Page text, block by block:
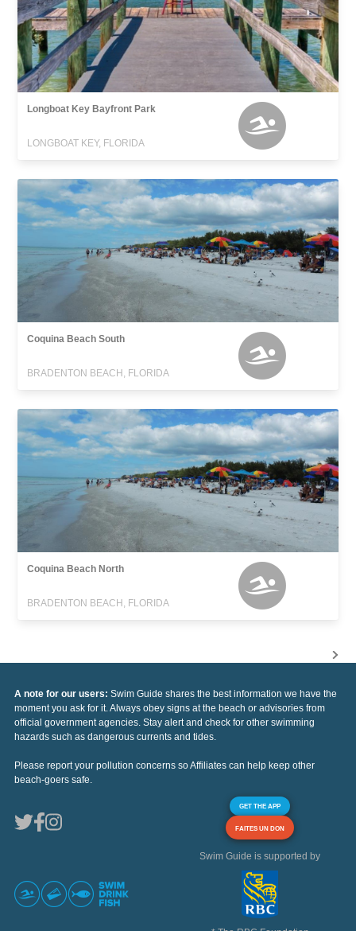
Longboat Key Bayfront Park
LONGBOAT KEY, FLORIDA
Coquina Beach South
BRADENTON BEACH, FLORIDA
Coquina Beach North
BRADENTON BEACH, FLORIDA
A note for our users: Swim Guide shares the best information we have the
moment you ask for it. Always obey signs at the beach or advisories from
official government agencies. Stay alert and check for other swimming
hazards such as dangerous currents and tides.
Please report your pollution concerns so Affiliates can help keep other
beach-goers safe.
GET THE APP
FAITES UN DON
Swim Guide is supported by